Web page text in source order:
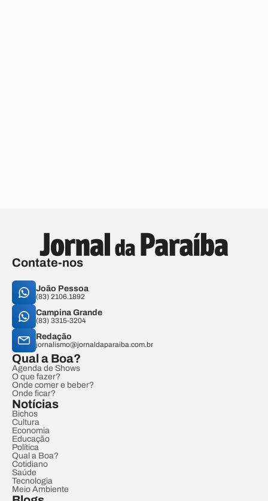
Contate-nos
João Pessoa
(83) 2106.1892
Campina Grande
(83) 3315-3204
Redação
jornalismo@jornaldaparaiba.com.br
Qual a Boa?
Agenda de Shows
O que fazer?
Onde comer e beber?
Onde ficar?
Notícias
Bichos
Cultura
Economia
Educação
Política
Qual a Boa?
Cotidiano
Saúde
Tecnologia
Meio Ambiente